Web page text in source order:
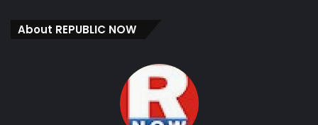
About REPUBLIC NOW